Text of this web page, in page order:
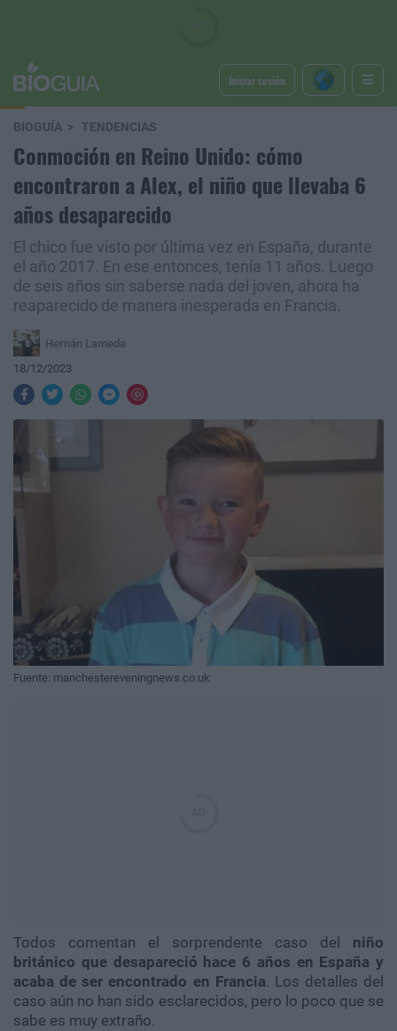
Iniciar sesión
BIOGUÍA TENDENCIAS
Conmoción en Reino Unido: cómo
encontraron a Alex, el niño que llevaba 6
años desaparecido
El chico fue visto por última vez en España, durante
el año 2017. En ese entonces, tenía 11 años. Luego
de seis años sin saberse nada del joven, ahora ha
reaparecido de manera inesperada en Francia.
Hernán Lameda
18/12/2023
Fuente: manchestereveningnews.co.uk
Todos comentan el sorprendente caso del niño
británico que desapareció hace 6 años en España y
acaba de ser encontrado en Francia. Los detalles del
caso aún no han sido esclarecidos, pero lo poco que se
sabe es muy extraño.